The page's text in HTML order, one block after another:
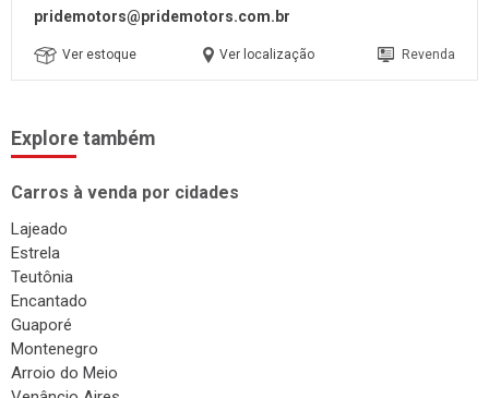
pridemotors@pridemotors.com.br
Ver estoque Ver localização Revenda
Explore também
Carros à venda por cidades
Lajeado
Estrela
Teutônia
Encantado
Guaporé
Montenegro
Arroio do Meio